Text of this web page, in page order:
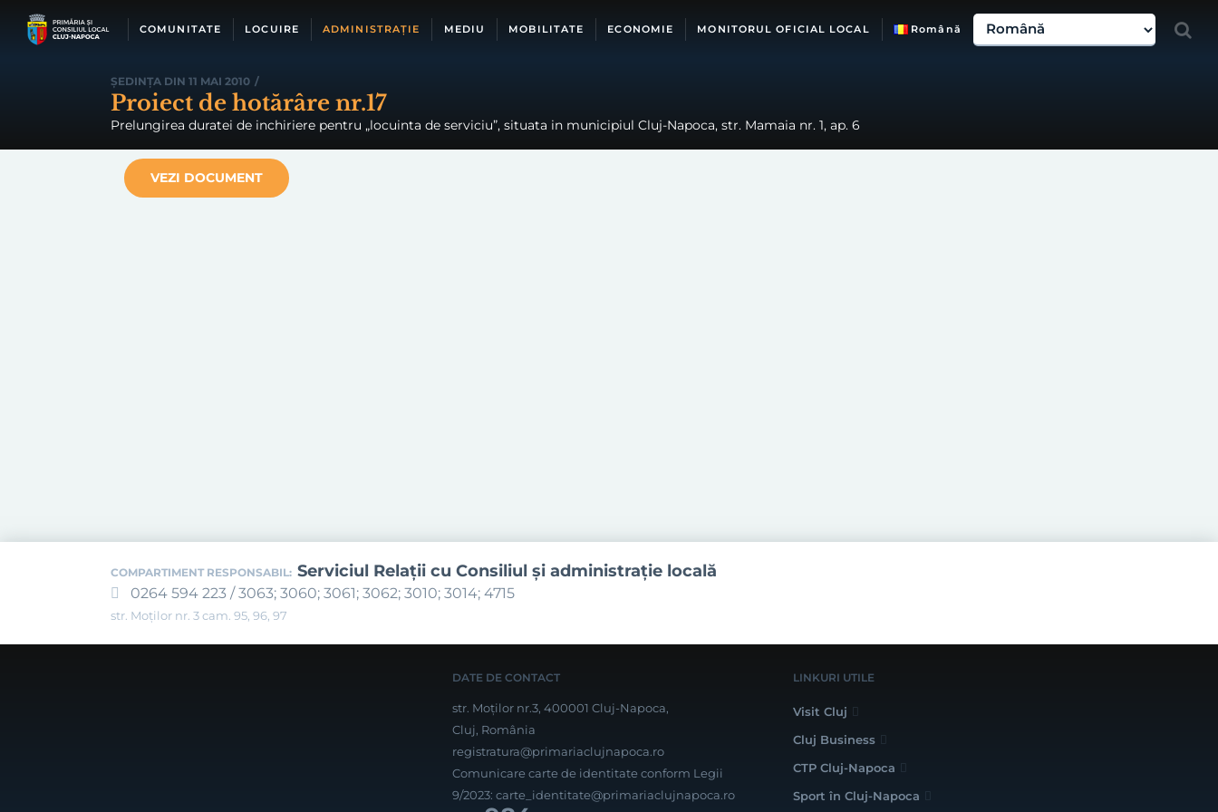
COMUNITATE LOCUIRE ADMINISTRAȚIE MEDIU MOBILITATE ECONOMIE MONITORUL OFICIAL LOCAL Română
ȘEDINȚA DIN 11 MAI 2010 /
Proiect de hotărâre nr.17
Prelungirea duratei de inchiriere pentru „locuinta de serviciu”, situata in municipiul Cluj-Napoca, str. Mamaia nr. 1, ap. 6
VEZI DOCUMENT
COMPARTIMENT RESPONSABIL: Serviciul Relaţii cu Consiliul şi administraţie locală
0264 594 223 / 3063; 3060; 3061; 3062; 3010; 3014; 4715
str. Moților nr. 3 cam. 95, 96, 97
DATE DE CONTACT
str. Moților nr.3, 400001 Cluj-Napoca,
Cluj, România
registratura@primariaclujnapoca.ro
Comunicare carte de identitate conform Legii
9/2023: carte_identitate@primariaclujnapoca.ro
LINKURI UTILE
Visit Cluj
Cluj Business
CTP Cluj-Napoca
Sport în Cluj-Napoca